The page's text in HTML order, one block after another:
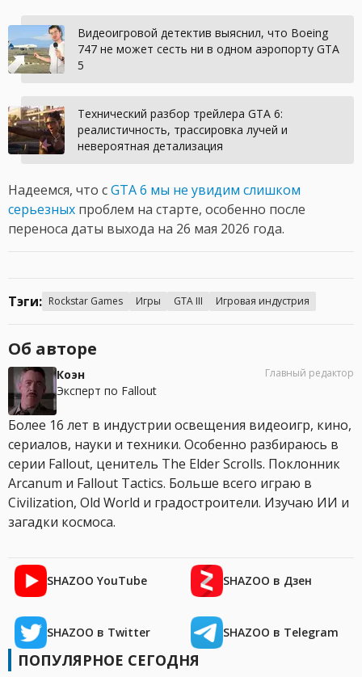
Видеоигровой детектив выяснил, что Boeing
747 не может сесть ни в одном аэропорту GTA
5
Технический разбор трейлера GTA 6:
реалистичность, трассировка лучей и
невероятная детализация
Надеемся, что сGTA 6 мы не увидим слишком
серьезных проблем на старте, особенно после
переноса даты выхода на 26 мая 2026 года.
Тэги: Rockstar Games Игры GTA III Игровая индустрия
Об авторе
Коэн
Эксперт по Fallout
Главный редактор
Более 16 лет в индустрии освещения видеоигр, кино,
сериалов, науки и техники. Особенно разбираюсь в
серии Fallout, ценитель The Elder Scrolls. Поклонник
Arcanum и Fallout Tactics. Больше всего играю в
Civilization, Old World и градостроители. Изучаю ИИ и
загадки космоса.
SHAZOO YouTube SHAZOO в Дзен
SHAZOO в Twitter SHAZOO в Telegram
ПОПУЛЯРНОЕ СЕГОДНЯ